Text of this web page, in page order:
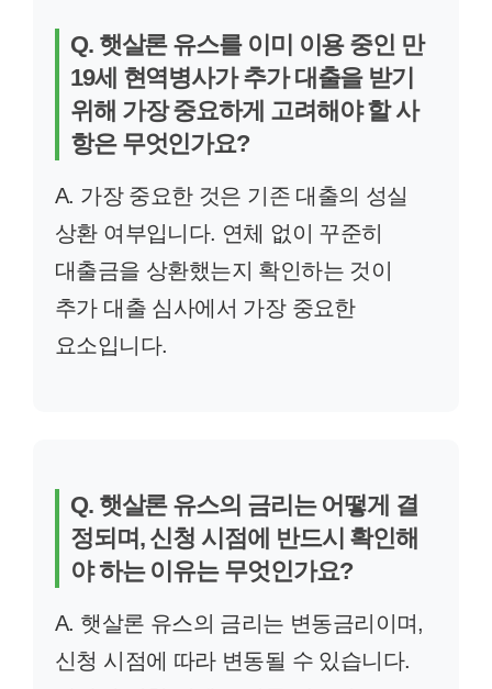
Q. 햇살론 유스를 이미 이용 중인 만
19세 현역병사가 추가 대출을 받기
위해 가장 중요하게 고려해야 할 사
항은 무엇인가요?
A. 가장 중요한 것은 기존 대출의 성실
상환 여부입니다. 연체 없이 꾸준히
대출금을 상환했는지 확인하는 것이
추가 대출 심사에서 가장 중요한
요소입니다.
Q. 햇살론 유스의 금리는 어떻게 결
정되며, 신청 시점에 반드시 확인해
야 하는 이유는 무엇인가요?
A. 햇살론 유스의 금리는 변동금리이며,
신청 시점에 따라 변동될 수 있습니다.